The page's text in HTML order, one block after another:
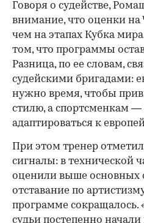
Говоря о судействе,
внимание, что оценки на
чем на этапах Кубка
том, что программы
Разница, по ее словам,
судейскими бригадами:
нужно время, чтобы
стилю, а спортсменкам —
адаптироваться к
При этом тренер
сигналы: в технической
оценили выше основных
отставание по
программе сокращалось.
судьи постепенно